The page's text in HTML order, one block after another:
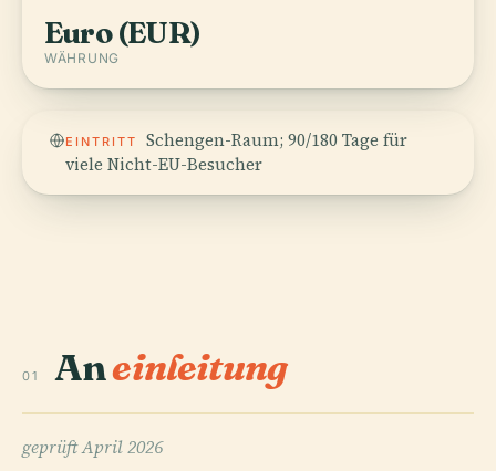
Euro (EUR)
WÄHRUNG
EINTRITT
Schengen-Raum; 90/180 Tage für
viele Nicht-EU-Besucher
01 Aneinleitung
geprüftApril 2026